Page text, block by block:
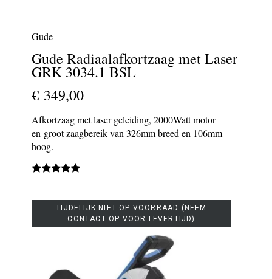
Gude
Gude Radiaalafkortzaag met Laser
GRK 3034.1 BSL
€ 349,00
Afkortzaag met laser geleiding, 2000Watt motor
en groot zaagbereik van 326mm breed en 106mm
hoog.
TIJDELIJK NIET OP VOORRAAD (NEEM
CONTACT OP VOOR LEVERTIJD)